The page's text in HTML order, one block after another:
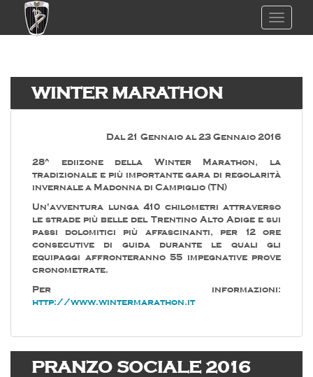
WINTER MARATHON
Dal 21 Gennaio al 23 Gennaio 2016
28^ ediizone della Winter Marathon, la
tradizionale e più importante gara di regolarità
invernale a Madonna di Campiglio (TN)
Un'avventura lunga 410 chilometri attraverso
le strade più belle del Trentino Alto Adige e sui
passi dolomitici più affascinanti, per 12 ore
consecutive di guida durante le quali gli
equipaggi affronteranno 55 impegnative prove
cronometrate.
Per informazioni:
http://www.wintermarathon.it
PRANZO SOCIALE 2016